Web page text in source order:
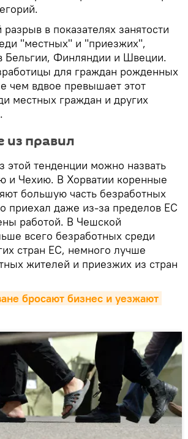
в показателях занятости
"местных" и "приезжих",
Бельгии, Финляндии и Швеции.
для граждан рожденных
чем вдвое превышает этот
местных граждан и других
из правил
этой тенденции можно назвать
и Чехию. В Хорватии коренные
большую часть безработных
приехал даже из-за пределов ЕС
работой. В Чешской
всего безработных среди
стран ЕС, немного лучше
жителей и приезжих из стран
бросают бизнес и уезжают